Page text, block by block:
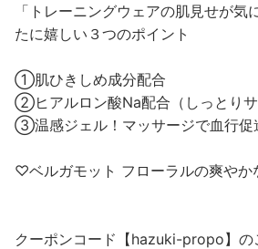
「トレーニングウェアの肌見せが
たに嬉しい３つのポイント
①肌ひきしめ成分配合
②ヒアルロン酸Na配合（しっとりサ
③温感ジェル！マッサージで血行促
♡ベルガモット フローラルの爽やか
クーポンコード【hazuki-propo】